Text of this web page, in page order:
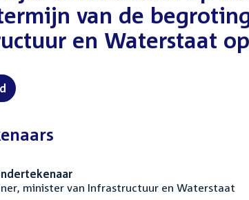
van de
en Waterstaat
minister van Infrastructuur en Waterstaat